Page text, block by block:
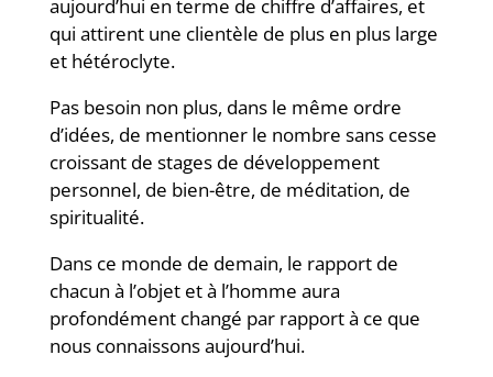
aujourd’hui en terme de chiffre d’affaires, et
qui attirent une clientèle de plus en plus large
et hétéroclyte.
Pas besoin non plus, dans le même ordre
d’idées, de mentionner le nombre sans cesse
croissant de stages de développement
personnel, de bien-être, de méditation, de
spiritualité.
Dans ce monde de demain, le rapport de
chacun à l’objet et à l’homme aura
profondément changé par rapport à ce que
nous connaissons aujourd’hui.